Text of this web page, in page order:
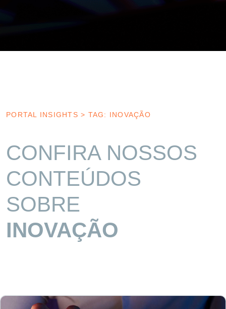
PORTAL INSIGHTS > TAG: INOVAÇÃO
CONFIRA NOSSOS
CONTEÚDOS
SOBRE
INOVAÇÃO